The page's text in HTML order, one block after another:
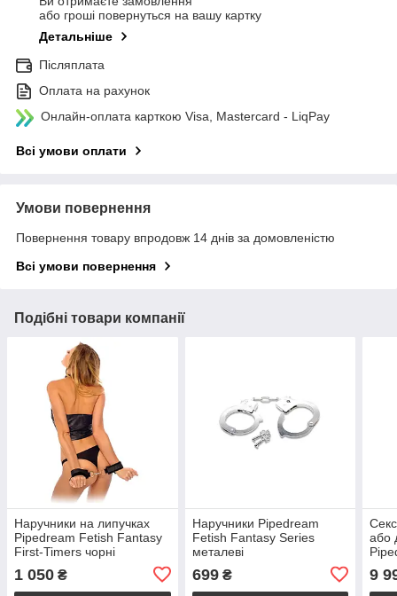
або гроші повернуться на вашу картку
Детальніше
Післяплата
Оплата на рахунок
Онлайн-оплата карткою Visa, Mastercard - LiqPay
Всі умови оплати
Умови повернення
Повернення товару впродовж 14 днів за домовленістю
Всі умови повернення
Подібні товари компанії
Наручники на липучках
Pipedream Fetish Fantasy
First-Timers чорні
1 050 ₴
Наручники Pipedream
Fetish Fantasy Series
металеві
699₴
або
9